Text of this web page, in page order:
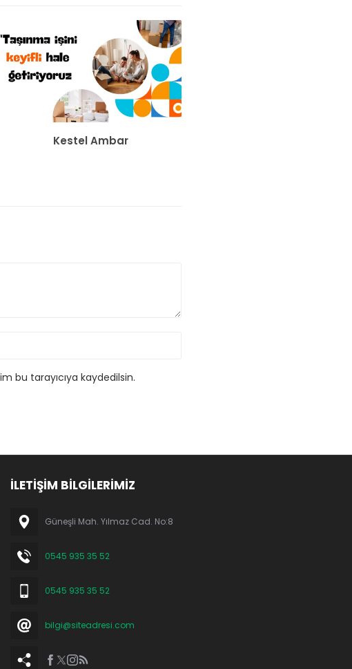
Kestel Ambar
bu tarayıcıya kaydedilsin.
İLETİŞİM BİLGİLERİMİZ
Güneşli Mah. Yılmaz Cad. No:8
0545 935 35 52
0545 935 35 52
bilgi@siteadresi.com